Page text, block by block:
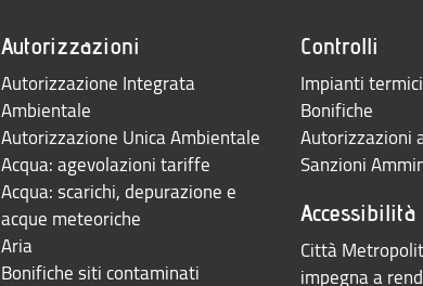
Autorizzazioni
Autorizzazione Integrata
Ambientale
Autorizzazione Unica Ambientale
Acqua: agevolazioni tariffe
Acqua: scarichi, depurazione e
acque meteoriche
Aria
Bonifiche siti contaminati
Controlli
Impianti
Bonifiche
Autorizzazioni
Sanzioni
Accessibilità
Città
impegna a